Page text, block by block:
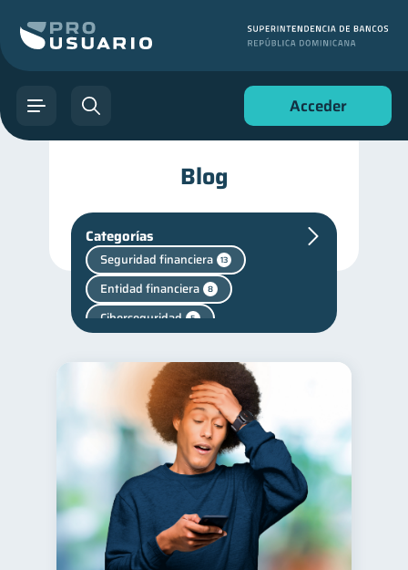
Acceder
Blog
Categorías
Seguridad financiera 13
Entidad financiera 8
Ciberseguridad 5
Finanzas personales 44
Manejo de deudas 31
Educación financiera 31
Finanzas para jóvenes 30
Control de deudas 30
Finanzas familiares 25
Inclusión financiera